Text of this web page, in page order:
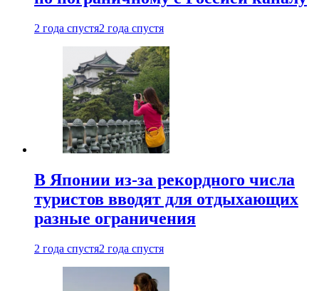
2 года спустя2 года спустя
В Японии из-за рекордного числа
туристов вводят для отдыхающих
разные ограничения
2 года спустя2 года спустя